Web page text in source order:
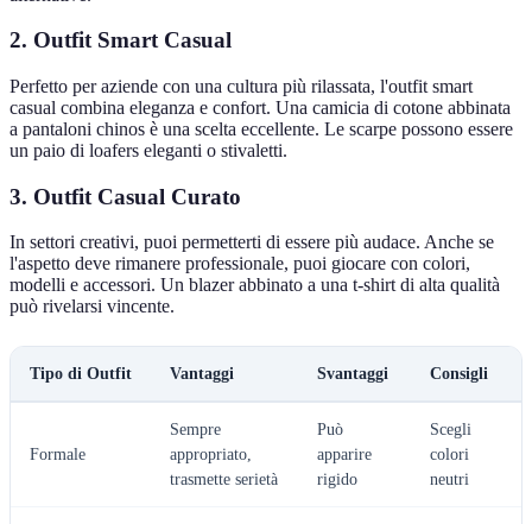
2. Outfit Smart Casual
Perfetto per aziende con una cultura più rilassata, l'outfit smart
casual combina eleganza e confort. Una camicia di cotone abbinata
a pantaloni chinos è una scelta eccellente. Le scarpe possono essere
un paio di loafers eleganti o stivaletti.
3. Outfit Casual Curato
In settori creativi, puoi permetterti di essere più audace. Anche se
l'aspetto deve rimanere professionale, puoi giocare con colori,
modelli e accessori. Un blazer abbinato a una t-shirt di alta qualità
può rivelarsi vincente.
Tipo di Outfit Vantaggi Svantaggi Consigli
Formale
Sempre
appropriato,
trasmette serietà
Può
apparire
rigido
Scegli
colori
neutri